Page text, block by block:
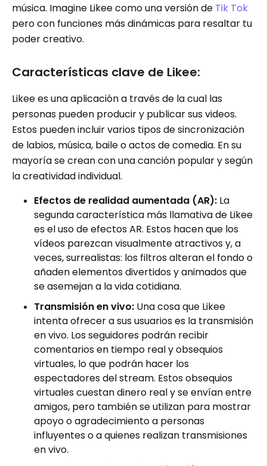
música. Imagine Likee como una versión de Tik Tok
pero con funciones más dinámicas para resaltar tu
poder creativo.
Características clave de Likee:
Likee es una aplicación a través de la cual las
personas pueden producir y publicar sus videos.
Estos pueden incluir varios tipos de sincronización
de labios, música, baile o actos de comedia. En su
mayoría se crean con una canción popular y según
la creatividad individual.
Efectos de realidad aumentada (AR): La
segunda característica más llamativa de Likee
es el uso de efectos AR. Estos hacen que los
vídeos parezcan visualmente atractivos y, a
veces, surrealistas: los filtros alteran el fondo o
añaden elementos divertidos y animados que
se asemejan a la vida cotidiana.
Transmisión en vivo: Una cosa que Likee
intenta ofrecer a sus usuarios es la transmisión
en vivo. Los seguidores podrán recibir
comentarios en tiempo real y obsequios
virtuales, lo que podrán hacer los
espectadores del stream. Estos obsequios
virtuales cuestan dinero real y se envían entre
amigos, pero también se utilizan para mostrar
apoyo o agradecimiento a personas
influyentes o a quienes realizan transmisiones
en vivo.